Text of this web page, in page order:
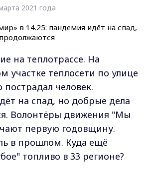
2021 года
на теплотрассе. На
участке теплосети по улице
пострадал человек.
на спад, но добрые дела
Волонтёры движения "Мы
первую годовщину.
в прошлом. Куда ещё
топливо в 33 регионе?